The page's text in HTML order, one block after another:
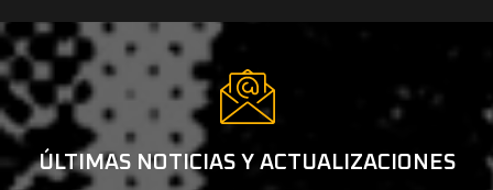
ÚLTIMAS NOTICIAS Y ACTUALIZACIONES